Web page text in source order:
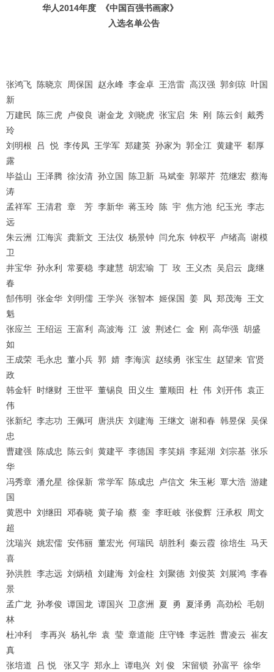
华人2014年度
《中国百强书画家》
入选名单公告
张鸿飞 陈晓京 周保国 赵永峰 李金卓 王浩雷 高汉强 郭剑琼 叶国
新
万建民 陈三虎 卢俊良 谢金龙 刘晓虎 张宝启 朱 刚 陈云剑 戴秀
玲
刘明根 吕 悦 李传凤 王学军 郑建英 孙家为 郭全江 黄建平 郗厚
露
毕益山 王泽腾 徐汝清 孙立国 陈卫新 马斌奎 郭翠芹 范继宏 蔡海
涛
孟祥军 王清君 章 芳 李新华 蒋玉玲 陈 宇 焦方池 纪玉光 李志
远
朱云洲 江海滨 龚新文 王法仪 杨景钟 闫允东 钟权平 卢绪高 谢模
卫
井宝华 孙永利 常要稳 李建慧 胡宏瑜 丁 玫 王义杰 吴启云 庞继
春
郜伟明 张金华 刘明儒 王学兴 张智本 姬保国 姜 凤 郑茂海 王文
魁
张应兰 王绍运 王富利 高波海 江 波 荆述仁 金 刚 高华强 胡盛
如
王成荣 毛永忠 董小兵 郭 婧 李海滨 赵续勇 张宝生 赵望来 官贤
政
韩金轩 时继财 王世平 董锡良 田义生 董顺田 杜 伟 刘开伟 袁正
伟
张新纪 李志功 王佩珂 唐洪庆 刘建海 王继文 谢和春 韩昱保 吴保
忠
曹建强 陈成忠 陈云剑 黄建平 李德国 李笑娟 李延湖 刘宗基 张乐
华
冯秀章 潘允星 徐保新 常学军 陈成忠 卢信文 朱玉彬 覃大浩 游建
国
黄恩中 刘继田 邓春晓 黄子瑜 蔡 奎 李旺岐 张俊辉 汪承权 周文
超
沈瑞兴 姚宏儒 安伟丽 董宏光 何瑞民 胡胜利 秦云霞 徐培生 马天
喜
孙洪胜 李志远 刘炳植 刘建海 刘金柱 刘聚德 刘俊英 刘展鸿 李春
景
孟广龙 孙孝俊 谭国龙 谭国兴 卫彦洲 夏 勇 夏泽勇 高劲松 毛朝
林
杜冲利 李再兴 杨礼华 袁 莹 章道能 庄守锋 李远胜 曹凌云 崔友
真
张培道 吕 悦 张又字 郑永上 谭电兴 刘 俊 宋留锁 孙富平 徐华